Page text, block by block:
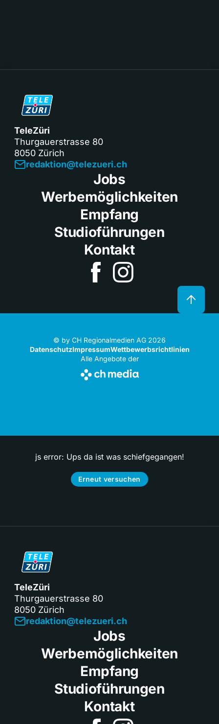
TeleZüri
Thurgauerstrasse 80
8050 Zürich
redaktion@telezueri.ch
Jobs
Werbemöglichkeiten
Empfang
Studioführungen
Kontakt
© by CH Regionalmedien AG 2026
DatenschutzImpressumWettbewerbsrichtlinien
Alle Angebote der
js error: Ups da ist was schiefgegangen!
Erneut versuchen
TeleZüri
Thurgauerstrasse 80
8050 Zürich
redaktion@telezueri.ch
Jobs
Werbemöglichkeiten
Empfang
Studioführungen
Kontakt